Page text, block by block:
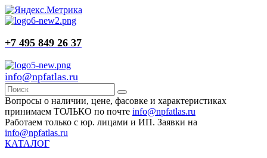
+7 495 849 26 37
info@npfatlas.ru
Вопросы о наличии, цене, фасовке и характеристиках
принимаем ТОЛЬКО по почте info@npfatlas.ru
Работаем только с юр. лицами и ИП. Заявки на
info@npfatlas.ru
КАТАЛОГ